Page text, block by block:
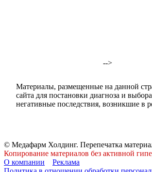
-->
Материалы, размещенные на данной
сайта для постановки диагноза и
негативные последствия, возникшие в
© Медафарм Холдинг. Перепечатка
Копирование материалов без активной
О компании
Реклама